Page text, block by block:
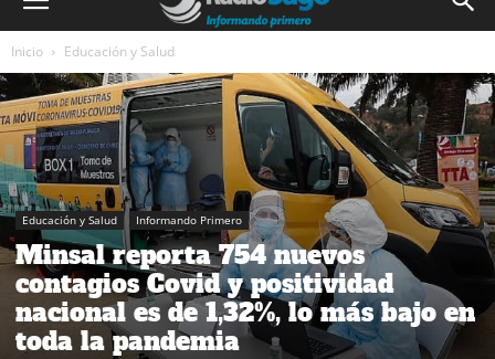
Inicio Educación y Salud
Educación y Salud Informando Primero
Minsal reporta 754 nuevos
contagios Covid y positividad
nacional es de 1,32%, lo más bajo en
toda la pandemia